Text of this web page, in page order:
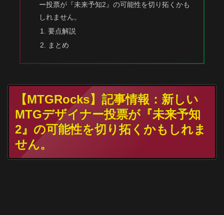
ー投票が『未来予知2』の可能性を切り拓くかも
しれません。
要点解説
まとめ
【MTGRocks】記事情報：新しい
MTGデザイナー投票が『未来予知
2』の可能性を切り拓くかもしれま
せん。